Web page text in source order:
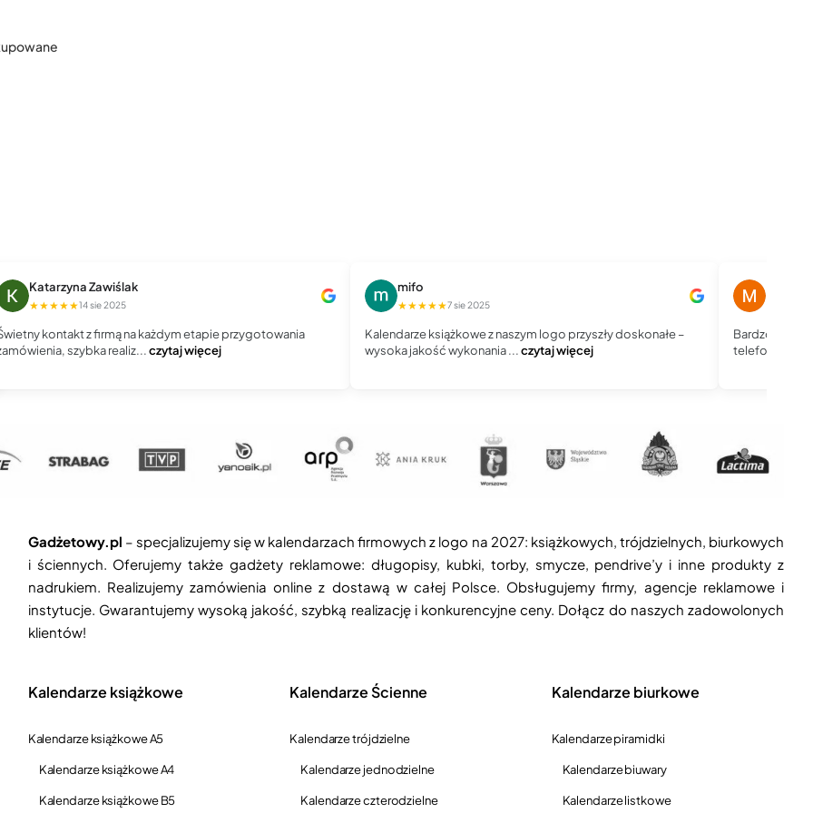
Katarzyna Zawiślak
★★★★★14 sie 2025
Świetny kontakt z firmą na każdym etapie przygotowania
zamówienia, szybka realiz...czytaj więcej
mifo
★★★★★7 sie 2025
Kalendarze książkowe z naszym logo przyszły doskonałe –
wysoka jakość wykonania ...czytaj więcej
Bardzo dobry
telefoniczny,
Gadżetowy.pl – specjalizujemy się w kalendarzach firmowych z logo na 2027: książkowych, trójdzielnych, biurkowych
i ściennych. Oferujemy także gadżety reklamowe: długopisy, kubki, torby, smycze, pendrive’y i inne produkty z
nadrukiem. Realizujemy zamówienia online z dostawą w całej Polsce. Obsługujemy firmy, agencje reklamowe i
instytucje. Gwarantujemy wysoką jakość, szybką realizację i konkurencyjne ceny. Dołącz do naszych zadowolonych
klientów!
Kalendarze książkowe
Kalendarze książkowe A5
Kalendarze książkowe A4
Kalendarze książkowe B5
Kalendarze Ścienne
Kalendarze trójdzielne
Kalendarze jednodzielne
Kalendarze czterodzielne
Kalendarze biurkowe
Kalendarze piramidki
Kalendarze biuwary
Kalendarze listkowe